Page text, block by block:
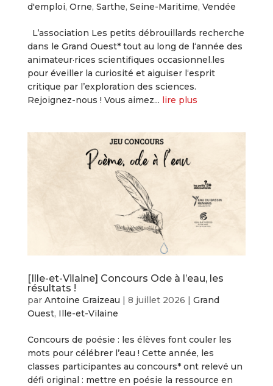
d'emploi, Orne, Sarthe, Seine-Maritime, Vendée
L’association Les petits débrouillards recherche
dans le Grand Ouest* tout au long de l‘année des
animateur·rices scientifiques occasionnel.les
pour éveiller la curiosité et aiguiser l‘esprit
critique par l’exploration des sciences.
Rejoignez-nous ! Vous aimez... lire plus
[Ille-et-Vilaine] Concours Ode à l’eau, les
résultats !
par Antoine Graizeau | 8 juillet 2026 | Grand
Ouest, Ille-et-Vilaine
Concours de poésie : les élèves font couler les
mots pour célébrer l’eau ! Cette année, les
classes participantes au concours* ont relevé un
défi original : mettre en poésie la ressource en